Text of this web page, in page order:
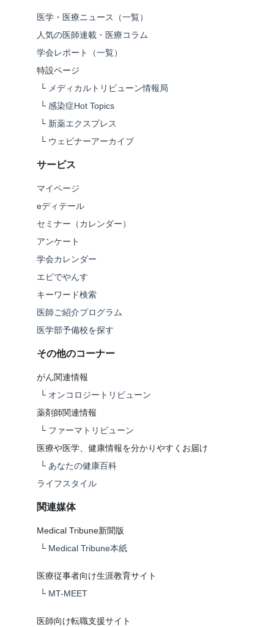
医学・医療ニュース（一覧）
人気の医師連載・医療コラム
学会レポート（一覧）
特設ページ
└ メディカルトリビューン情報局
└ 感染症Hot Topics
└ 新薬エクスプレス
└ ウェビナーアーカイブ
サービス
マイページ
eディテール
セミナー（カレンダー）
アンケート
学会カレンダー
エビでやんす
キーワード検索
医師ご紹介プログラム
医学部予備校を探す
その他のコーナー
がん関連情報
└ オンコロジートリビューン
薬剤師関連情報
└ ファーマトリビューン
医療や医学、健康情報を分かりやすくお届け
└ あなたの健康百科
ライフスタイル
関連媒体
Medical Tribune新聞版
└ Medical Tribune本紙
医療従事者向け生涯教育サイト
└ MT-MEET
医師向け転職支援サイト